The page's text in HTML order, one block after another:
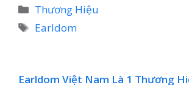
Danh
mục
Thương Hiệu
Thẻ
Earldom
Earldom Việt Nam Là 1 Thương